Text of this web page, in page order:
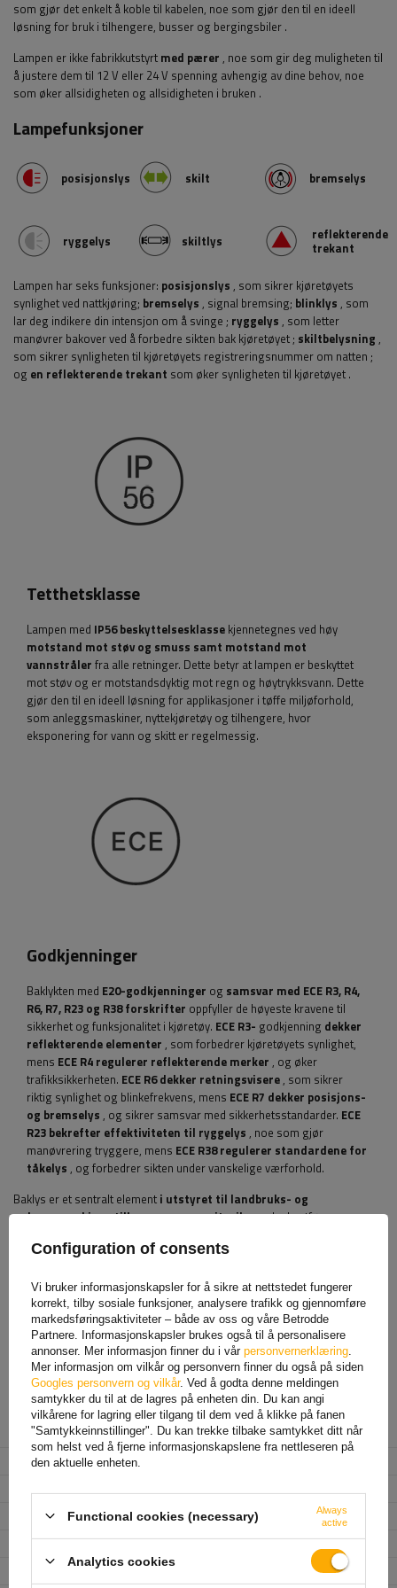
som gjør det enkelt å koble til kabelen, noe som gjør den til en ideell
løsning for bruk i tilhengere, busser og bergingsbiler .
Lampen er ikke fabrikkutstyrt med pærer , noe som gir deg muligheten til
å justere dem til 12 V eller 24 V spenning avhengig av dine behov, noe
som øker allsidigheten og allsidigheten i bruken .
Lampefunksjoner
posisjonslys skilt bremselys
ryggelys skiltlys
reflekterende
trekant
Lampen har seks funksjoner: posisjonslys , som sikrer kjøretøyets
synlighet ved nattkjøring; bremselys , signal bremsing; blinklys , som
lar deg indikere din intensjon om å svinge ; ryggelys , som letter
manøvrer bakover ved å forbedre sikten bak kjøretøyet; skiltbelysning ,
som sikrer synligheten til kjøretøyets registreringsnummer om natten ;
og en reflekterende trekant som øker synligheten til kjøretøyet .
Tetthetsklasse
Lampen med IP56 beskyttelsesklasse kjennetegnes ved høy
motstand mot støv og smuss samt motstand mot
vannstråler fra alle retninger. Dette betyr at lampen er beskyttet
mot støv og er motstandsdyktig mot regn og høytrykksvann. Dette
gjør den til en ideell løsning for applikasjoner i tøffe miljøforhold,
som anleggsmaskiner, nyttekjøretøy og tilhengere, hvor
eksponering for vann og skitt er regelmessig.
Godkjenninger
Baklykten med E20-godkjenninger og samsvar med ECE R3, R4,
R6, R7, R23 og R38 forskrifter oppfyller de høyeste kravene til
sikkerhet og funksjonalitet i kjøretøy. ECE R3- godkjenning dekker
reflekterende elementer , som forbedrer kjøretøyets synlighet,
mens ECE R4 regulerer reflekterende merker , og øker
trafikksikkerheten. ECE R6 dekker retningsvisere, som sikrer
riktig synlighet og blinkefrekvens, mens ECE R7 dekker posisjons-
og bremselys , og sikrer samsvar med sikkerhetsstandarder. ECE
R23 bekrefter effektiviteten til ryggelys , noe som gjør
manøvrering tryggere, mens ECE R38 regulerer standardene for
tåkelys , og forbedrer sikten under vanskelige værforhold.
Baklys er et sentralt element i utstyret til landbruks- og
anleggsmaskiner, tilhengere og semitrailere, da de utfører en
arbeidsplassen. Takket være riktig utvalgte baklykter kan du øke
lampeneer spesielt viktige under forhold med begrenset sikt, som
natt, tåkeeller vanskelige værforhold. For maskiner som arbeider på
byggeplasser eller i felten, informerer baklyktene andre operatører om
kjøretøyets plassering, og minimerer risikoen for kollisjon. Å bruke
baklys av høy kvalitet oppfyller ikke bare lovkrav, men forbedrer også
holdbarheten og påliteligheten til utstyret ditt under krevende
driftsforhold.
Produsent
WAŚ
Produktkode
Modell
W125
Monteringsside
høyre
Lyskilde
lyspære
12/24 V
Configuration of consents
Vi bruker informasjonskapsler for å sikre at nettstedet fungerer
korrekt, tilby sosiale funksjoner, analysere trafikk og gjennomføre
markedsføringsaktiviteter – både av oss og våre Betrodde
Partnere. Informasjonskapsler brukes også til å personalisere
annonser. Mer informasjon finner du i vår personvernerklæring
Mer informasjon om vilkår og personvern finner du også på siden
Googles personvern og vilkår. Ved å godta denne meldingen
samtykker du til at de lagres på enheten din. Du kan angi
vilkårene for lagring eller tilgang til dem ved å klikke på fanen
"Samtykkeinnstillinger". Du kan trekke tilbake samtykket ditt når
som helst ved å fjerne informasjonskapslene fra nettleseren på
den aktuelle enheten.
Functional cookies (necessary)
Always
active
Analytics cookies